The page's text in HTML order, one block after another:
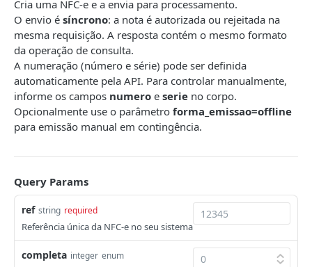
Emitir CT-e OS
Emitir CT-e Simplificado POST
Consultar
Cancelar DEL
Carta de correção POST
Solicitar reenvio de notificação
Emitir
Consultar
Cancelar
Solicitar reenvio de notificação POST
MDFe
Emitir
POST
Consultar
Cancelar DEL
Incluir um condutor POST
Incluir um DFe
Encerrar POST
Solicitar reenvio de notificação
NFCom
Emitir
Consultar GET
Cancelar
Solicitar reenvio de notificação
NFCe
Emitir
POST
Consultar GET
Inutilizar numeração
Consultar inutilizações
Registrar Conciliação Financeira (ECONF) POST
Cria uma NFC-e e a envia para processamento.
O envio é síncrono: a nota é autorizada ou rejeitada na
mesma requisição. A resposta contém o mesmo formato
da operação de consulta.
A numeração (número e série) pode ser definida
automaticamente pela API. Para controlar manualmente,
informe os campos numero e serie no corpo.
Opcionalmente use o parâmetro forma_emissao=offline
para emissão manual em contingência.
Query Params
ref string required
Referência única da NFC-e no seu sistema
completa integer enum